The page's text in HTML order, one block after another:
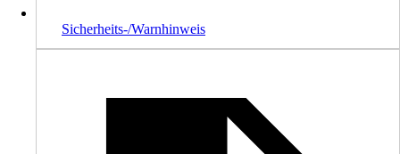
Sicherheits-/Warnhinweis